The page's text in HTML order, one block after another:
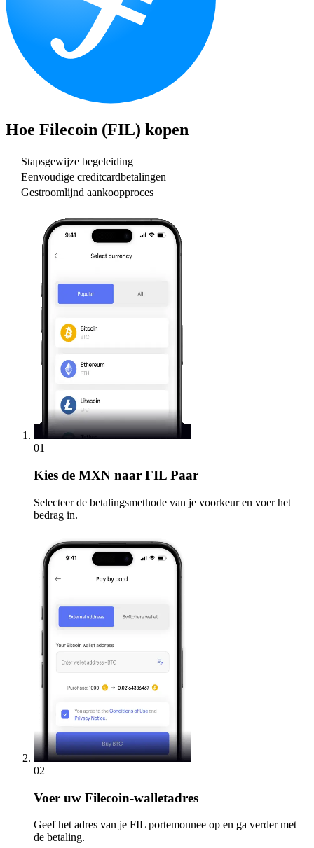
Hoe Filecoin (FIL) kopen
Stapsgewijze begeleiding
Eenvoudige creditcardbetalingen
Gestroomlijnd aankoopproces
01
Kies de MXN naar FIL Paar
Selecteer de betalingsmethode van je voorkeur en voer het
bedrag in.
02
Voer uw Filecoin-walletadres
Geef het adres van je FIL portemonnee op en ga verder met
de betaling.